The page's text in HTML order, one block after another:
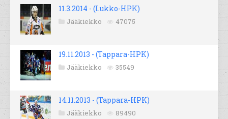
11.3.2014 - (Lukko-HPK)
Jääkiekko 47075
19.11.2013 - (Tappara-HPK)
Jääkiekko 35549
14.11.2013 - (Tappara-HPK)
Jääkiekko 89490